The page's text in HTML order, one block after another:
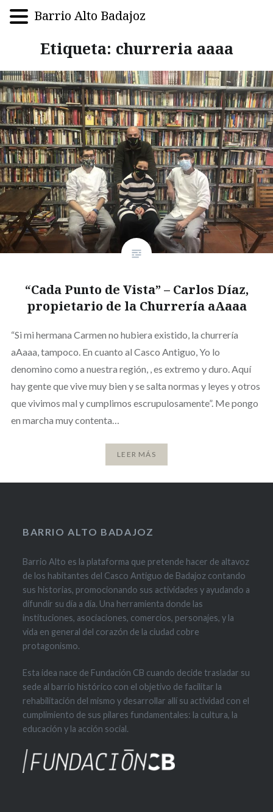
Etiqueta: churreria aaaa
“Cada Punto de Vista” – Carlos Díaz,
propietario de la Churrería aAaaa
“Si mi hermana Carmen no hubiera existido, la churrería
aAaaa, tampoco. En cuanto al Casco Antiguo, Yo lo
denomino como a nuestra región, , es extremo y duro. Aquí
hay gente que vive muy bien y se salta normas y leyes y otros
que vivimos mal y cumplimos escrupulosamente”. Me pongo
en marcha muy contenta…
LEER MÁS
BARRIO ALTO BADAJOZ
Barrio Alto es la plataforma que pretende hacer de altavoz
de los habitantes del Casco Antiguo de Badajoz contando
sus historias, promocionando sus actividades y ayudando a
difundir su día a día. Una herramienta donde las
instituciones, asociaciones, comercios, personajes, y la
vida en general del corazón de la ciudad cobre
protagonismo.
Esta idea nace de Fundación CB cuando decide trasladar su
sede al barrio histórico con el objetivo de facilitar la
rehabilitación del mismo y desarrollar allí su actividad con el
cumplimiento de sus pilares fundamentales: la cultura, la
educación y la acción social.
Barrio Alto Badajoz